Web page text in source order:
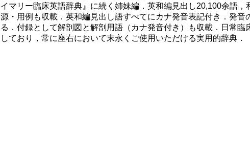
イマリー臨床英語辞典』に続く姉妹編．英和編見出し20,100余語
源・用例も収載．英和編見出し語すべてにカナ発音表記付き．発音
る．付録として解剖図と解剖用語（カナ発音付き）も収載．日常
しており，常に座右において末永くご使用いただける実用的辞典．